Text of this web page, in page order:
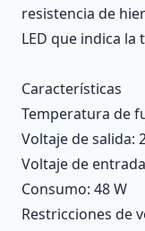
resistencia de
LED que indica
Características
Temperatura de
Voltaje de salida:
Voltaje de entrada
Consumo: 48 W
Restricciones de